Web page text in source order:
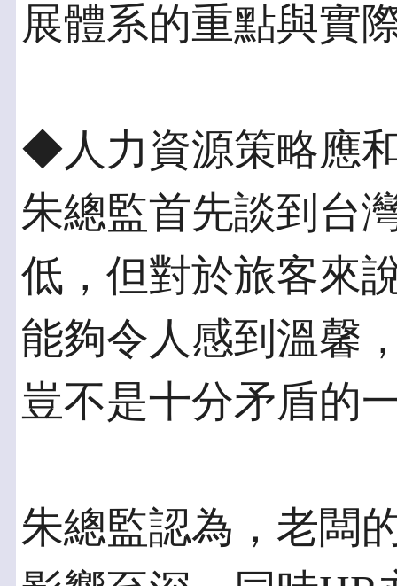
展體系的重點與實
◆人力資源策略應
朱總監首先談到台
低，但對於旅客來
能夠令人感到溫馨
豈不是十分矛盾的
朱總監認為，老闆